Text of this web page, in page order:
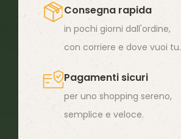
Consegna rapida
in pochi giorni dall'ordine,
con corriere e dove vuoi tu.
Pagamenti sicuri
per uno shopping sereno,
semplice e veloce.